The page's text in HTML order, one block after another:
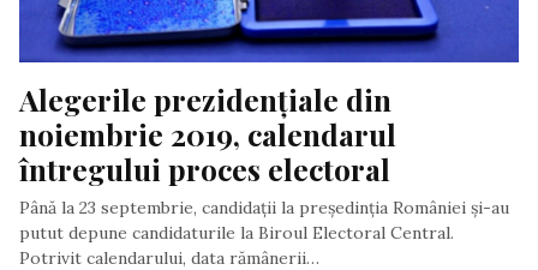
Alegerile prezidențiale din
noiembrie 2019, calendarul
întregului proces electoral
Până la 23 septembrie, candidaţii la președinția României şi-au
putut depune candidaturile la Biroul Electoral Central.
Potrivit calendarului, data rămânerii…